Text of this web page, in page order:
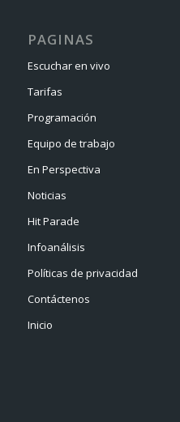
PAGINAS
Escuchar en vivo
Tarifas
Programación
Equipo de trabajo
En Perspectiva
Noticias
Hit Parade
Infoanálisis
Políticas de privacidad
Contáctenos
Inicio